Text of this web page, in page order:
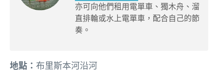
亦可向他們租用電單車、獨木舟、溜
直排輪或水上電單車，配合自己的節
奏。
地點： 布里斯本河沿河